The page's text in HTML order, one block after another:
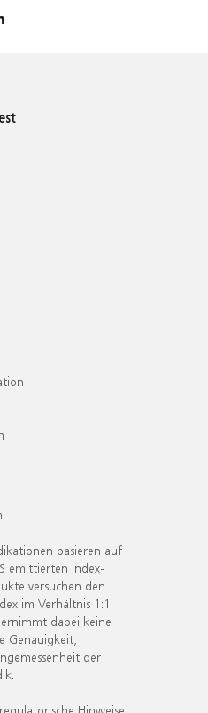
basieren auf
emittierten Index-
versuchen den
im Verhältnis 1:1
dabei keine
Genauigkeit,
der